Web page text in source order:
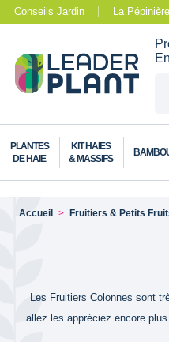
Conseils Jardin La Pépinière
PLANTES
DE HAIE
KIT HAIES
& MASSIFS
Accueil Fruitiers & Petits
Les Fruitiers Colonnes sont
allez les appréciez encore